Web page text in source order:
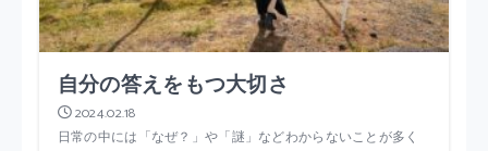
自分の答えをもつ大切さ
2024.02.18
日常の中には「なぜ？」や「謎」などわからないことが多く